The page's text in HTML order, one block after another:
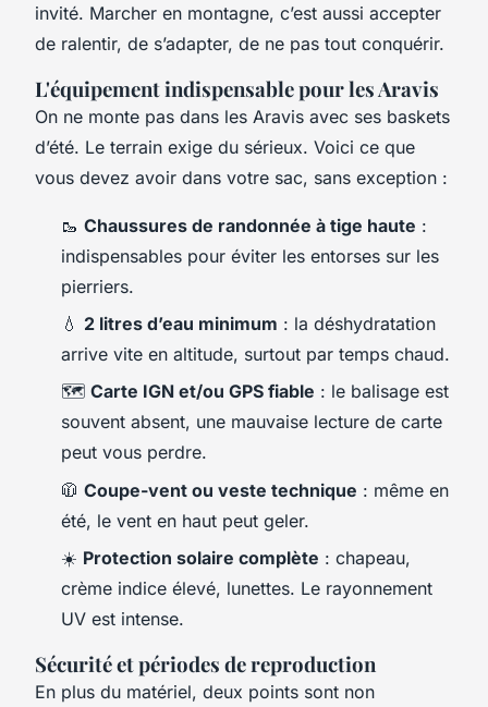
invité. Marcher en montagne, c’est aussi accepter
de ralentir, de s’adapter, de ne pas tout conquérir.
L'équipement indispensable pour les Aravis
On ne monte pas dans les Aravis avec ses baskets
d’été. Le terrain exige du sérieux. Voici ce que
vous devez avoir dans votre sac, sans exception :
🥾 Chaussures de randonnée à tige haute :
indispensables pour éviter les entorses sur les
pierriers.
💧 2 litres d’eau minimum : la déshydratation
arrive vite en altitude, surtout par temps chaud.
🗺️ Carte IGN et/ou GPS fiable : le balisage est
souvent absent, une mauvaise lecture de carte
peut vous perdre.
🧥 Coupe-vent ou veste technique : même en
été, le vent en haut peut geler.
☀️ Protection solaire complète : chapeau,
crème indice élevé, lunettes. Le rayonnement
UV est intense.
Sécurité et périodes de reproduction
En plus du matériel, deux points sont non